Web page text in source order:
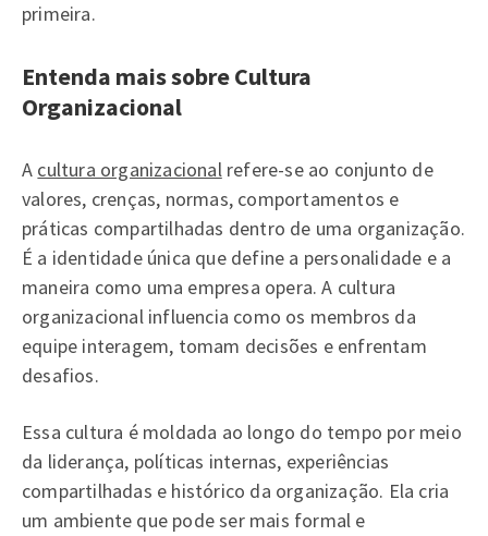
primeira.
Entenda mais sobre Cultura
Organizacional
A cultura organizacionalrefere-se ao conjunto de
valores, crenças, normas, comportamentos e
práticas compartilhadas dentro de uma organização.
É a identidade única que define a personalidade e a
maneira como uma empresa opera. A cultura
organizacional influencia como os membros da
equipe interagem, tomam decisões e enfrentam
desafios.
Essa cultura é moldada ao longo do tempo por meio
da liderança, políticas internas, experiências
compartilhadas e histórico da organização. Ela cria
um ambiente que pode ser mais formal e